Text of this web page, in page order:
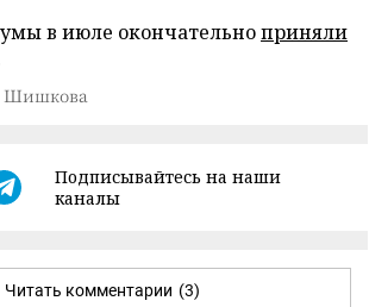
в июле окончательноприняли
Шишкова
Подписывайтесь на наши
каналы
Читать комментарии (3)